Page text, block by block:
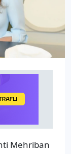
Mehriban